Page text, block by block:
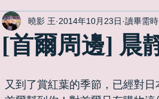
[首爾周邊] 晨
曉影 王 2014年10月23日 讀畢需
又到了賞紅葉的季節，已經對